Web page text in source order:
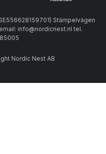
Stämpelvägen
info@nordicnest.nl tel.
Nordic Nest AB